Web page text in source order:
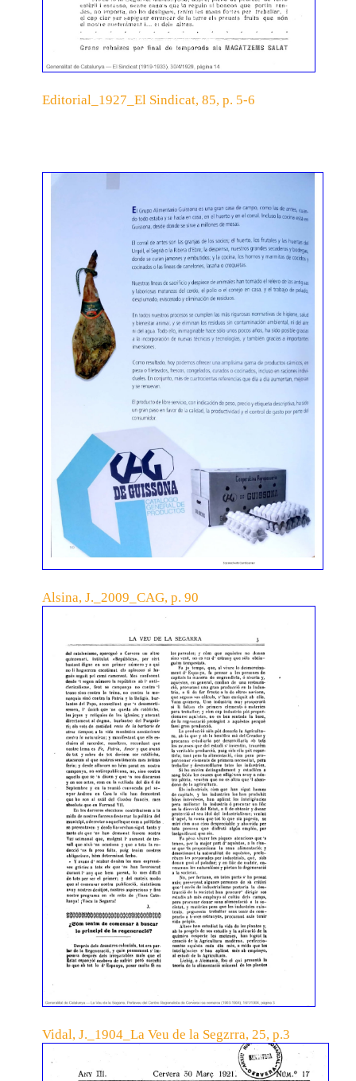
Editorial_1927_El Sindicat, 85, p. 5-6
Alsina, J._2009_CAG, p. 90
Vidal, J._1904_La Veu de la Segzrra, 25, p.3